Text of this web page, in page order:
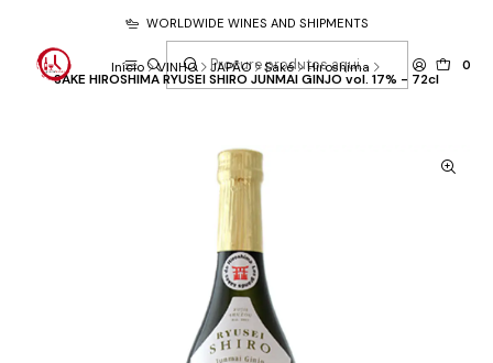
0
WORLDWIDE WINES AND SHIPMENTS
Início VINHO JAPÃO Saké Hiroshima
SAKE HIROSHIMA RYUSEI SHIRO JUNMAI GINJO vol. 17% - 72cl